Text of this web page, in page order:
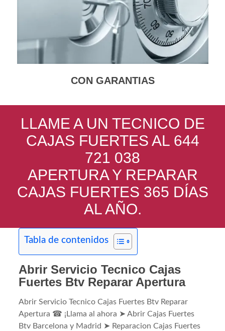
CON GARANTIAS
LLAME A UN TECNICO DE
CAJAS FUERTES AL 644
721 038
APERTURA Y REPARAR
CAJAS FUERTES 365 DÍAS
AL AÑO.
Tabla de contenidos
Abrir Servicio Tecnico Cajas
Fuertes Btv Reparar Apertura
Abrir Servicio Tecnico Cajas Fuertes Btv Reparar
Apertura ☎ ¡Llama al ahora ➤ Abrir Cajas Fuertes
Btv Barcelona y Madrid ➤ Reparacion Cajas Fuertes